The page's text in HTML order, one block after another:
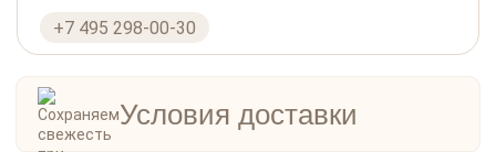
+7 495 298-00-30
Условия доставки